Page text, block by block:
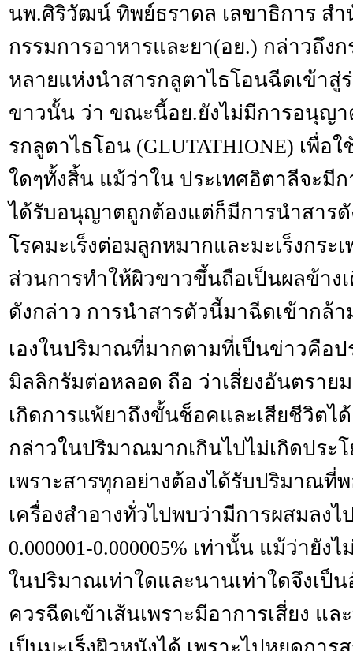
นพ.ศิริวัฒน์ ทิพย์ธราดล เลขาธิการ ส
กรรมการอาหารและยา(อย.) กล่าวถึ
หลายแห่งนำสารกลูตาไธโอนฉีดเข้าสู่
ขาวนั้น ว่า ขณะนี้อย.ยังไม่มีการอนุญา
รกลูตาไธโอน (GLUTATHIONE) เพื่อ
ใดๆทั้งสิ้น แม้ว่าใน ประเทศอิตาลีจะมี
ได้รับอนุญาตถูกต้องแต่ก็มีการนำสารดั
โรคมะเร็งต่อมลูกหมากและมะเร็งกระ
ส่วนการทำให้ผิวขาวขึ้นถือเป็นผลข้าง
ดังกล่าว การนำสารตัวนี้มาฉีดเข้ากล้า
เองในปริมาณที่มากตามที่เป็นข่าวคือป
มิลลิกรัมต่อหลอด ถือ ว่าเสี่ยงอันตราย
เกิดการแพ้ยาถึงขั้นช็อคและเสียชีวิตไ
กล่าวในปริมาณมากเกินไปไม่เกิดประ
เพราะสารทุกอย่างต้องได้รับปริมาณที่
เครื่องสำอางทั่วไปพบว่ามีการผสมลงไ
0.000001-0.000005% เท่านั้น แม้ว่ายัง
ในปริมาณเท่าใดและนานเท่าใดจึงเป็
ควรฉีดเข้าเส้นเพราะมีอาการเสี่ยง แ